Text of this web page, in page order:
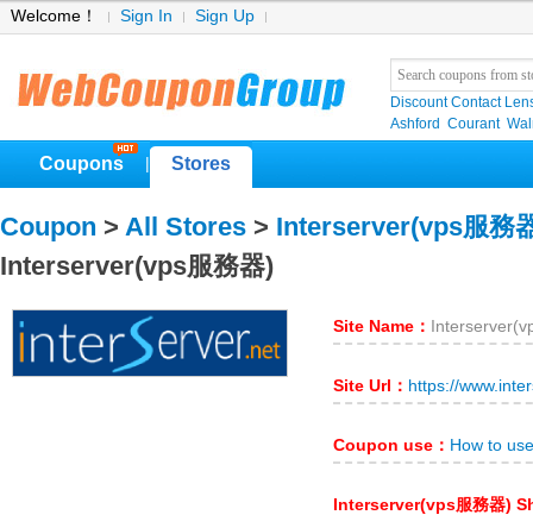
Welcome！ Sign In Sign Up
Discount Contact
Ashford Courant
Coupons Stores
Coupon > All Stores > Interserver(vps服務
Interserver(vps服務器)
Site Name：
Site Url： https://
Coupon use： How to
Interserver(vps服務器)